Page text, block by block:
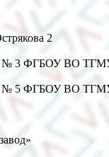
2
№ 3 ФГБОУ ВО ТГМУ
№ 5 ФГБОУ ВО ТГМУ